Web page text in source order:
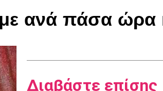
ανά πάσα ώρα
Διαβάστε επίσης